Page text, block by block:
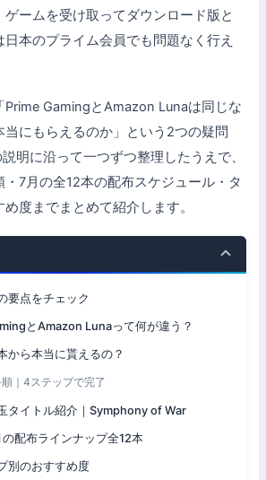
ゲームを受け取ってダウンロード版と
日本のプライム会員でも問題なく行え
Prime GamingとAmazon Lunaは同じな
にもらえるのか」という2つの疑問
明に沿って一つずつ整理したうえで、
7月の全12本の配布スケジュール・タ
度までまとめて紹介します。
要点をチェック
とAmazon Lunaって何が違う？
から本当に貰えるの？
｜4ステップで完了
タイトル紹介｜Symphony of War
配布ラインナップ全12本
別のおすすめ度